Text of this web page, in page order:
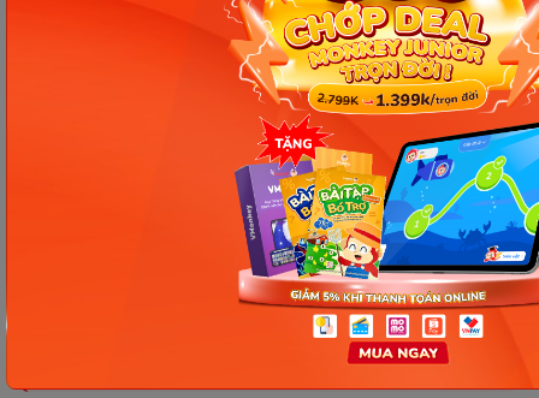
hiểm không? Điều trị như thế nào?
Chia sẻ ngay
Thông tin trong bài viết được tổng hợp nhằm
mục đích tham khảo và có thể thay đổi mà
không cần báo trước. Quý khách vui lòng
kiểm tra lại qua các kênh chính thức hoặc liên
hệ trực tiếp với đơn vị liên quan để nắm bắt